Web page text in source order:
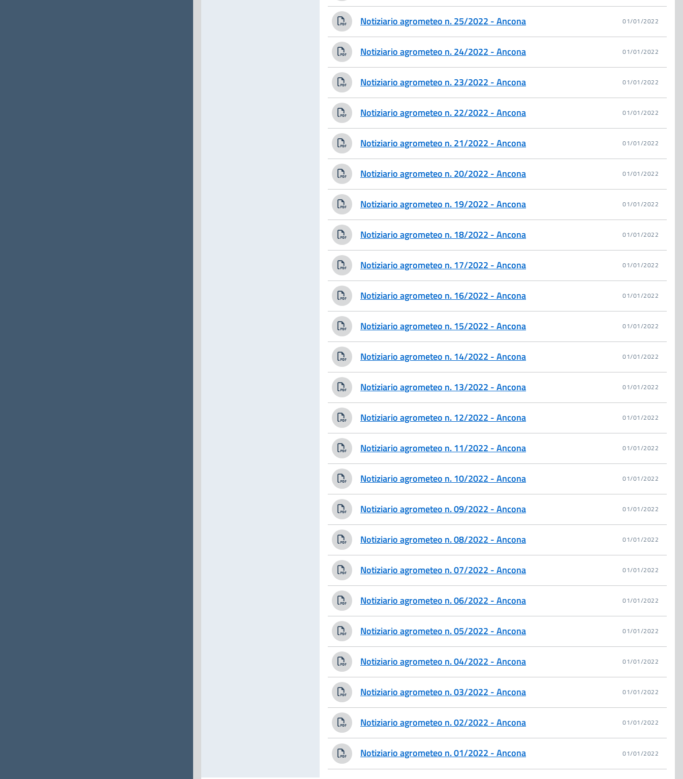
Notiziario agrometeo n. 25/2022 - Ancona 01/01/2022
Notiziario agrometeo n. 24/2022 - Ancona 01/01/2022
Notiziario agrometeo n. 23/2022 - Ancona 01/01/2022
Notiziario agrometeo n. 22/2022 - Ancona 01/01/2022
Notiziario agrometeo n. 21/2022 - Ancona 01/01/2022
Notiziario agrometeo n. 20/2022 - Ancona 01/01/2022
Notiziario agrometeo n. 19/2022 - Ancona 01/01/2022
Notiziario agrometeo n. 18/2022 - Ancona 01/01/2022
Notiziario agrometeo n. 17/2022 - Ancona 01/01/2022
Notiziario agrometeo n. 16/2022 - Ancona 01/01/2022
Notiziario agrometeo n. 15/2022 - Ancona 01/01/2022
Notiziario agrometeo n. 14/2022 - Ancona 01/01/2022
Notiziario agrometeo n. 13/2022 - Ancona 01/01/2022
Notiziario agrometeo n. 12/2022 - Ancona 01/01/2022
Notiziario agrometeo n. 11/2022 - Ancona 01/01/2022
Notiziario agrometeo n. 10/2022 - Ancona 01/01/2022
Notiziario agrometeo n. 09/2022 - Ancona 01/01/2022
Notiziario agrometeo n. 08/2022 - Ancona 01/01/2022
Notiziario agrometeo n. 07/2022 - Ancona 01/01/2022
Notiziario agrometeo n. 06/2022 - Ancona 01/01/2022
Notiziario agrometeo n. 05/2022 - Ancona 01/01/2022
Notiziario agrometeo n. 04/2022 - Ancona 01/01/2022
Notiziario agrometeo n. 03/2022 - Ancona 01/01/2022
Notiziario agrometeo n. 02/2022 - Ancona 01/01/2022
Notiziario agrometeo n. 01/2022 - Ancona 01/01/2022